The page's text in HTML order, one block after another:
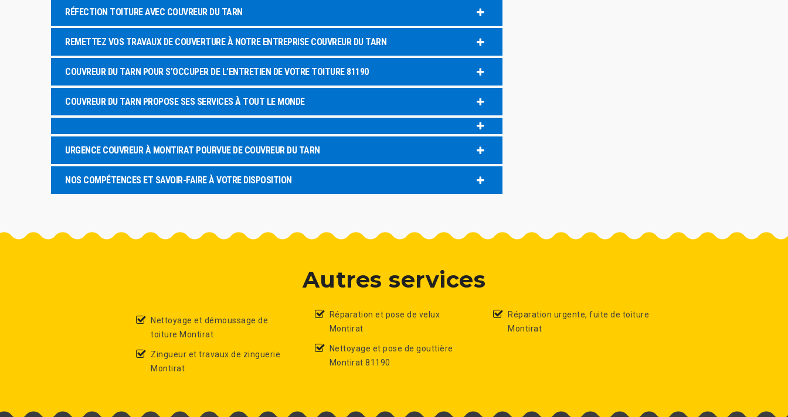
RÉFECTION TOITURE AVEC COUVREUR DU TARN
REMETTEZ VOS TRAVAUX DE COUVERTURE À NOTRE ENTREPRISE COUVREUR DU TARN
COUVREUR DU TARN POUR S’OCCUPER DE L’ENTRETIEN DE VOTRE TOITURE 81190
COUVREUR DU TARN PROPOSE SES SERVICES À TOUT LE MONDE
URGENCE COUVREUR À MONTIRAT POURVUE DE COUVREUR DU TARN
NOS COMPÉTENCES ET SAVOIR-FAIRE À VOTRE DISPOSITION
Autres services
Nettoyage et démoussage de
toiture Montirat
Zingueur et travaux de zinguerie
Montirat
Réparation et pose de velux
Montirat
Nettoyage et pose de gouttière
Montirat 81190
Réparation urgente, fuite de toiture
Montirat